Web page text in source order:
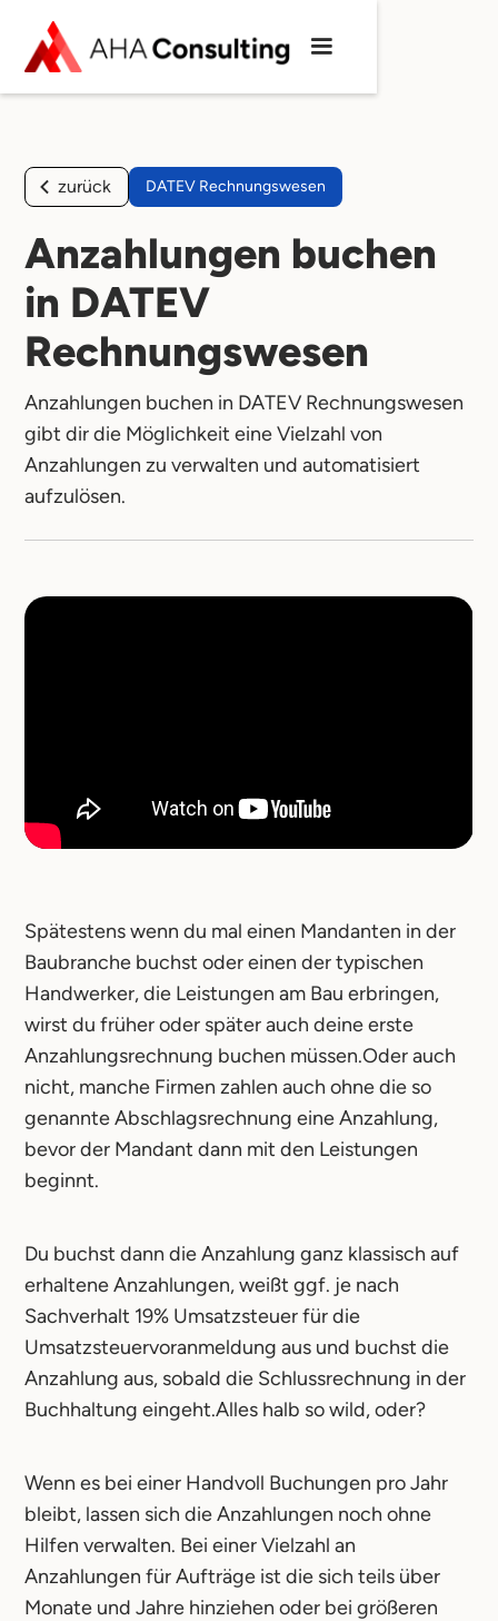
zurück DATEV Rechnungswesen
Anzahlungen buchen
in DATEV
Rechnungswesen
Anzahlungen buchen in DATEV Rechnungswesen
gibt dir die Möglichkeit eine Vielzahl von
Anzahlungen zu verwalten und automatisiert
aufzulösen.
Spätestens wenn du mal einen Mandanten in der
Baubranche buchst oder einen der typischen
Handwerker, die Leistungen am Bau erbringen,
wirst du früher oder später auch deine erste
Anzahlungsrechnung buchen müssen.Oder auch
nicht, manche Firmen zahlen auch ohne die so
genannte Abschlagsrechnung eine Anzahlung,
bevor der Mandant dann mit den Leistungen
beginnt.
Du buchst dann die Anzahlung ganz klassisch auf
erhaltene Anzahlungen, weißt ggf. je nach
Sachverhalt 19% Umsatzsteuer für die
Umsatzsteuervoranmeldung aus und buchst die
Anzahlung aus, sobald die Schlussrechnung in der
Buchhaltung eingeht.Alles halb so wild, oder?
Wenn es bei einer Handvoll Buchungen pro Jahr
bleibt, lassen sich die Anzahlungen noch ohne
Hilfen verwalten. Bei einer Vielzahl an
Anzahlungen für Aufträge ist die sich teils über
Monate und Jahre hinziehen oder bei größeren